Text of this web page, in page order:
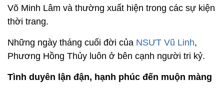
Võ Minh Lâm và thường xuất hiện trong các sự kiện
thời trang.
Những ngày tháng cuối đời của NSƯT Vũ Linh,
Phương Hồng Thủy luôn ở bên cạnh người tri kỷ.
Tình duyên lận đận, hạnh phúc đến muộn màng